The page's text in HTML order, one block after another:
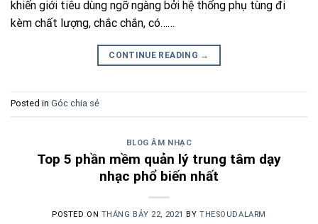
khiến giới tiêu dùng ngỡ ngàng bởi hệ thống phụ tùng đi
kèm chất lượng, chắc chắn, có……
CONTINUE READING →
Posted in Góc chia sẻ
BLOG ÂM NHẠC
Top 5 phần mềm quản lý trung tâm dạy
nhạc phổ biến nhất
POSTED ON THÁNG BẢY 22, 2021 BYTHESOUDALARM